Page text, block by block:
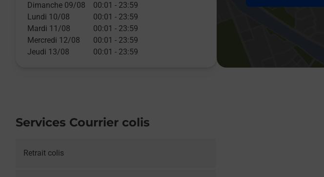
Dimanche 09/08
00:01 - 23:59
Lundi 10/08
00:01 - 23:59
Mardi 11/08
00:01 - 23:59
Mercredi 12/08
00:01 - 23:59
Jeudi 13/08
00:01 - 23:59
Services Courrier colis
Retrait colis